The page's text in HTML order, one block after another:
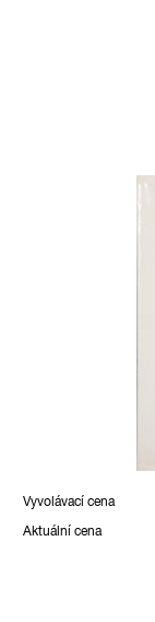
Vyvolávací cena
Aktuální cena